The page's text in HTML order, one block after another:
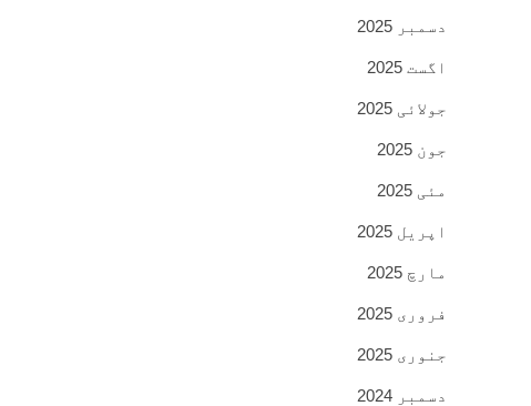
دسمبر 2025
اگست 2025
جولائی 2025
جون 2025
مئی 2025
اپریل 2025
مارچ 2025
فروری 2025
جنوری 2025
دسمبر 2024